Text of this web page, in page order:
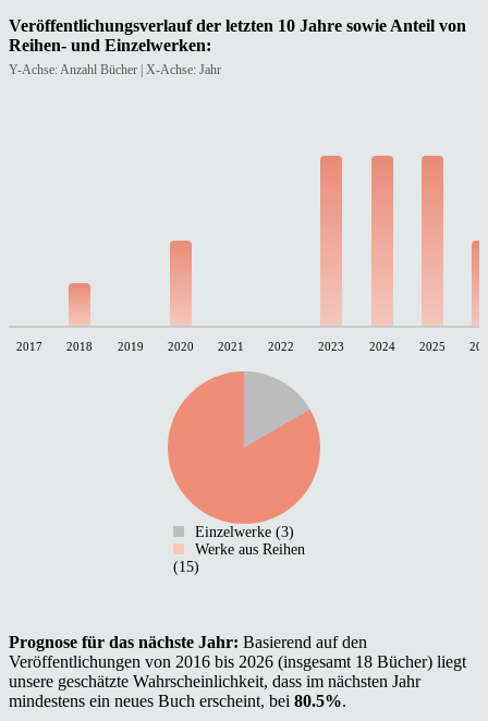
Veröffentlichungsverlauf der letzten 10 Jahre sowie Anteil von
Reihen- und Einzelwerken:
Y-Achse: Anzahl Bücher | X-Achse: Jahr
2017 2018 2019 2020 2021 2022 2023 2024 2025
Einzelwerke (3)
Werke aus Reihen
(15)
Prognose für das nächste Jahr: Basierend auf den
Veröffentlichungen von 2016 bis 2026 (insgesamt 18 Bücher) liegt
unsere geschätzte Wahrscheinlichkeit, dass im nächsten Jahr
mindestens ein neues Buch erscheint, bei 80.5%.